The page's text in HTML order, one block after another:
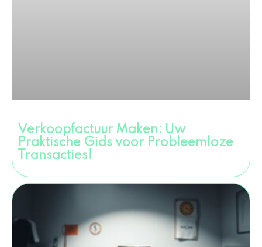
Verkoopfactuur Maken: Uw
Praktische Gids voor Probleemloze
Transacties!